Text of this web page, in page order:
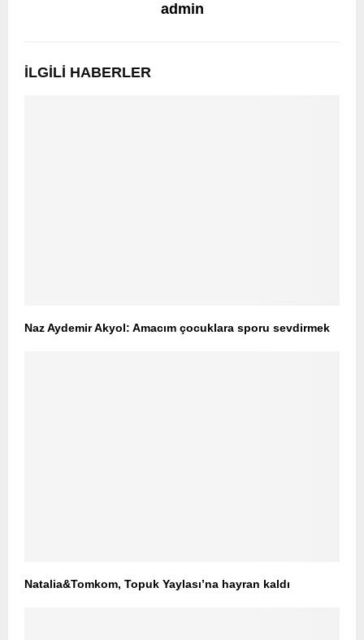
admin
İLGILI HABERLER
Naz Aydemir Akyol: Amacım çocuklara sporu sevdirmek
Natalia&Tomkom, Topuk Yaylası’na hayran kaldı